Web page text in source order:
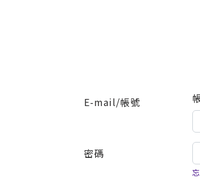
E-mail/帳號
密碼